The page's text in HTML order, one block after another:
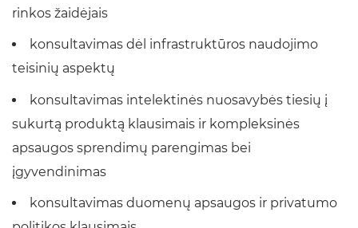
rinkos žaidėjais
konsultavimas dėl infrastruktūros naudojimo
teisinių aspektų
konsultavimas intelektinės nuosavybės tiesių į
sukurtą produktą klausimais ir kompleksinės
apsaugos sprendimų parengimas bei
įgyvendinimas
konsultavimas duomenų apsaugos ir privatumo